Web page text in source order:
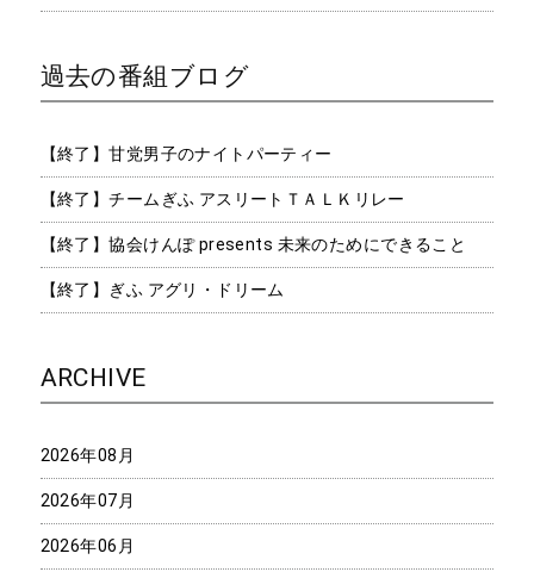
過去の番組ブログ
【終了】甘党男子のナイトパーティー
【終了】チームぎふ アスリートＴＡＬＫリレー
【終了】協会けんぽ presents 未来のためにできること
【終了】ぎふ アグリ・ドリーム
ARCHIVE
2026年08月
2026年07月
2026年06月